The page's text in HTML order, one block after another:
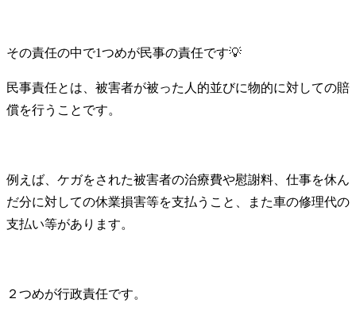
その責任の中で1つめが民事の責任です💡
民事責任とは、被害者が被った人的並びに物的に対しての賠
償を行うことです。
例えば、ケガをされた被害者の治療費や慰謝料、仕事を休ん
だ分に対しての休業損害等を支払うこと、また車の修理代の
支払い等があります。
２つめが行政責任です。